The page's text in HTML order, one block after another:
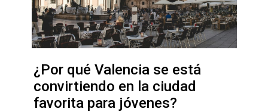
¿Por qué Valencia se está
convirtiendo en la ciudad
favorita para jóvenes?